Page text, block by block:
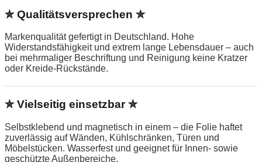
✮ Qualitätsversprechen ✮
Markenqualität gefertigt in Deutschland. Hohe
Widerstandsfähigkeit und extrem lange Lebensdauer – auch
bei mehrmaliger Beschriftung und Reinigung keine Kratzer
oder Kreide-Rückstände.
✮ Vielseitig einsetzbar ✮
Selbstklebend und magnetisch in einem – die Folie haftet
zuverlässig auf Wänden, Kühlschränken, Türen und
Möbelstücken. Wasserfest und geeignet für Innen- sowie
geschützte Außenbereiche.